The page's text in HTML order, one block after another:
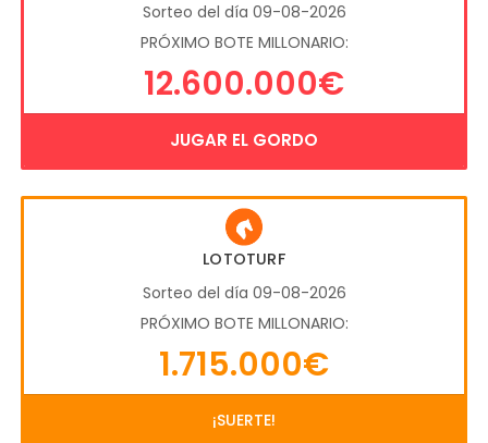
Sorteo del día 09-08-2026
PRÓXIMO BOTE MILLONARIO:
12.600.000€
JUGAR EL GORDO
LOTOTURF
Sorteo del día 09-08-2026
PRÓXIMO BOTE MILLONARIO:
1.715.000€
¡SUERTE!